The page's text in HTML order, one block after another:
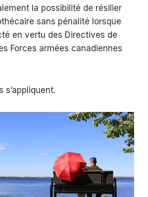
la possibilité de résilier
sans pénalité lorsque
en vertu des Directives de
Forces armées canadiennes
s’appliquent.